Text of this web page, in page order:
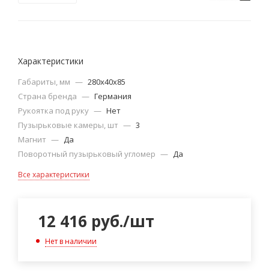
Характеристики
Габариты, мм — 280x40x85
Страна бренда — Германия
Рукоятка под руку — Нет
Пузырьковые камеры, шт — 3
Магнит — Да
Поворотный пузырьковый угломер — Да
Все характеристики
12 416 руб./шт
Нет в наличии